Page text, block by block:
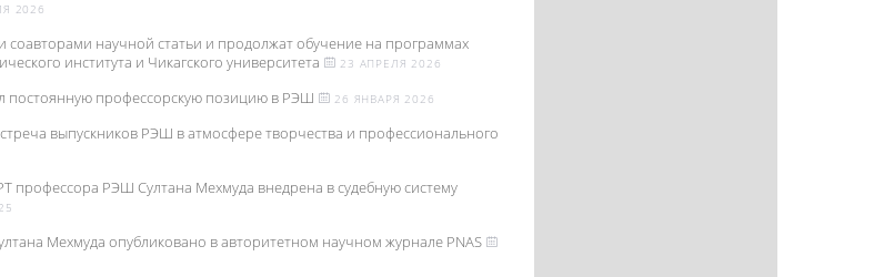
2026
соавторами научной статьи и продолжат обучение на программах
института и Чикагского университета
23 АПРЕЛЯ 2026
постоянную профессорскую позицию в РЭШ 26 ЯНВАРЯ 2026
выпускников РЭШ в атмосфере творчества и профессионального
профессора РЭШ Султана Мехмуда внедрена в судебную систему
Мехмуда опубликовано в авторитетном научном журнале PNAS